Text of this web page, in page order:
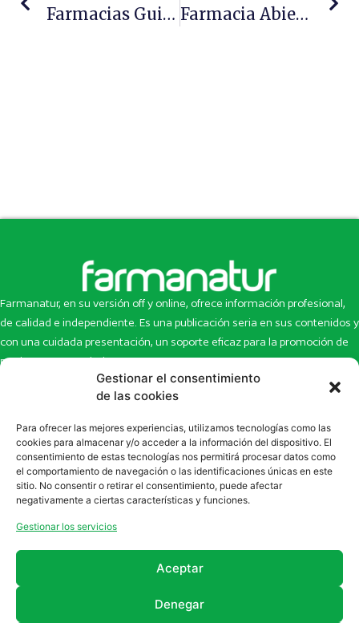
Gestionar el consentimiento
de las cookies
Para ofrecer las mejores experiencias, utilizamos tecnologías como las
cookies para almacenar y/o acceder a la información del dispositivo. El
consentimiento de estas tecnologías nos permitirá procesar datos como
el comportamiento de navegación o las identificaciones únicas en este
sitio. No consentir o retirar el consentimiento, puede afectar
negativamente a ciertas características y funciones.
Gestionar los servicios
Aceptar
Denegar
Farmacias Guipuzcoanas Informan Sobre Enfermedad De Lyme Farmacia Abierta, Finalista De Los Premios GEPAC
Farmanatur, en su versión off y online, ofrece información profesional,
de calidad e independiente. Es una publicación seria en sus contenidos y
con una cuidada presentación, un soporte eficaz para la promoción de
productos y novedades.
Inicio
Newsletter
Eco Multimedia
Contacto
Artículos
Escaparate
Enlaces de interés
SUSCRÍBETE A NUESTRO NEWSLETTER
la sección deNewsletter